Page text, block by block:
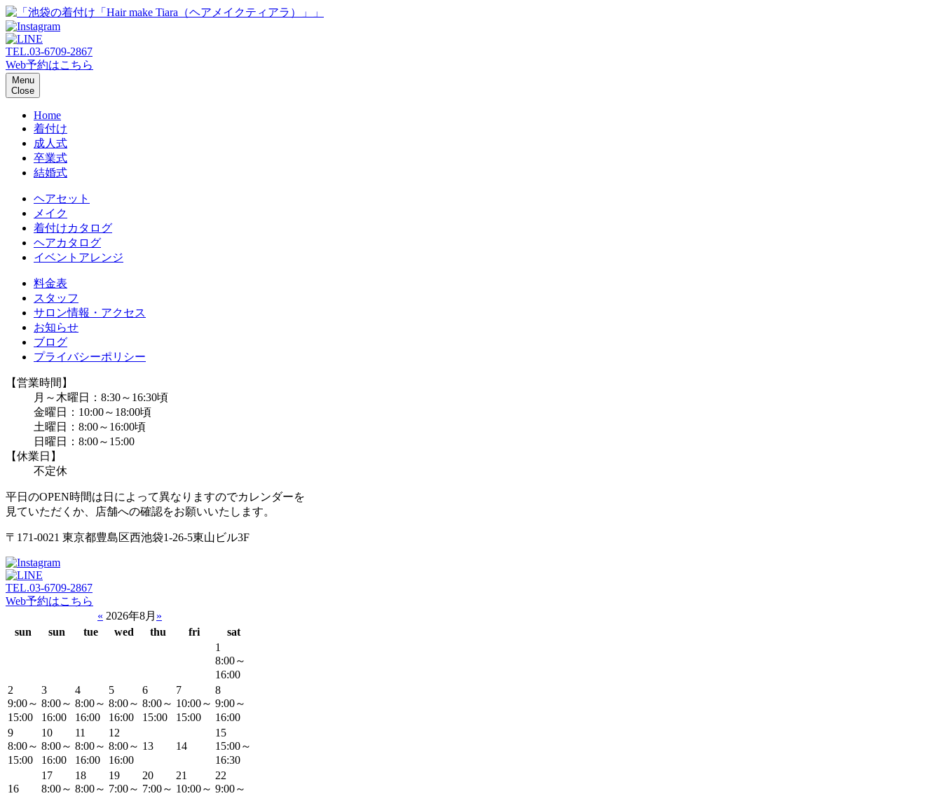
TEL.03-6709-2867
Web予約はこちら
Menu
Close
Home
着付け
成人式
卒業式
結婚式
ヘアセット
メイク
着付けカタログ
ヘアカタログ
イベントアレンジ
料金表
スタッフ
サロン情報・アクセス
お知らせ
ブログ
プライバシーポリシー
【営業時間】
月～木曜日：8:30～16:30頃
金曜日：10:00～18:00頃
土曜日：8:00～16:00頃
日曜日：8:00～15:00
【休業日】
不定休
平日のOPEN時間は日によって異なりますのでカレンダーを
見ていただくか、店舗への確認をお願いいたします。
〒171-0021 東京都豊島区西池袋1-26-5東山ビル3F
TEL.03-6709-2867
Web予約はこちら
« 2026年8月 »
sun
sun tue wed thu fri
sat
1
8:00～
16:00
2
9:00～
15:00
3
8:00～
16:00
4
8:00～
16:00
5
8:00～
16:00
6
8:00～
15:00
7
10:00～
15:00
8
9:00～
16:00
9
8:00～
15:00
10
8:00～
16:00
11
8:00～
16:00
12
8:00～
16:00
13 14
15
15:00～
16:30
16
17
8:00～
18
8:00～
19
7:00～
20
7:00～
21
10:00～
22
9:00～